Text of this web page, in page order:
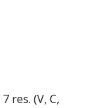
7 res. (V, C,